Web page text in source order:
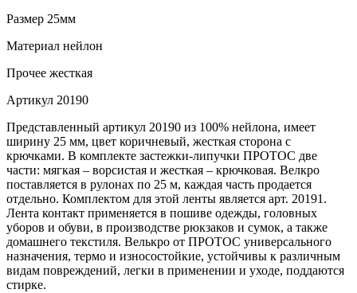
Размер 25мм
Материал нейлон
Прочее жесткая
Артикул 20190
Представленный артикул 20190 из 100% нейлона, имеет
ширину 25 мм, цвет коричневый, жесткая сторона с
крючками. В комплекте застежки-липучки ПРОТОС две
части: мягкая – ворсистая и жесткая – крючковая. Велкро
поставляется в рулонах по 25 м, каждая часть продается
отдельно. Комплектом для этой ленты является арт. 20191.
Лента контакт применяется в пошиве одежды, головных
уборов и обуви, в производстве рюкзаков и сумок, а также
домашнего текстиля. Велькро от ПРОТОС универсального
назначения, термо и износостойкие, устойчивы к различным
видам повреждений, легки в применении и уходе, поддаются
стирке.